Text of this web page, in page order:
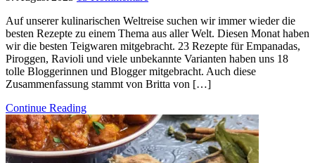
Auf unserer kulinarischen Weltreise suchen wir immer wieder die
besten Rezepte zu einem Thema aus aller Welt. Diesen Monat haben
wir die besten Teigwaren mitgebracht. 23 Rezepte für Empanadas,
Piroggen, Ravioli und viele unbekannte Varianten haben uns 18
tolle Bloggerinnen und Blogger mitgebracht. Auch diese
Zusammenfassung stammt von Britta von […]
Continue Reading